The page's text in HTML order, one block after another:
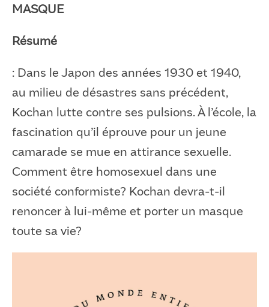
MASQUE
Résumé
: Dans le Japon des années 1930 et 1940,
au milieu de désastres sans précédent,
Kochan lutte contre ses pulsions. À l’école, la
fascination qu’il éprouve pour un jeune
camarade se mue en attirance sexuelle.
Comment être homosexuel dans une
société conformiste? Kochan devra-t-il
renoncer à lui-même et porter un masque
toute sa vie?